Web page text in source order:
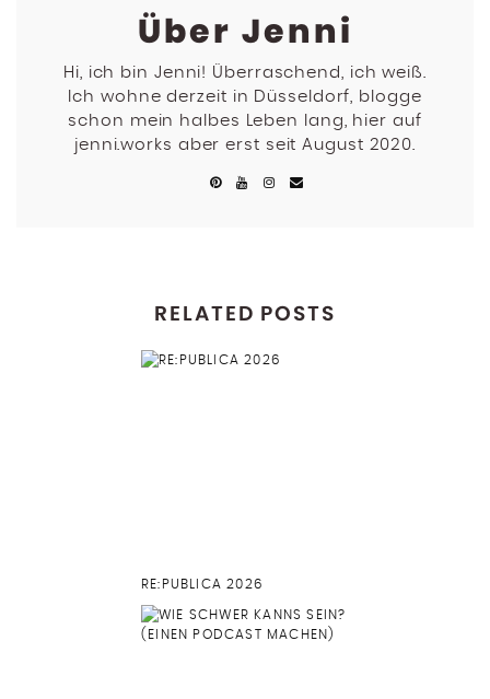
Über Jenni
Hi, ich bin Jenni! Überraschend, ich weiß.
Ich wohne derzeit in Düsseldorf, blogge
schon mein halbes Leben lang, hier auf
jenni.works aber erst seit August 2020.
RELATED POSTS
RE:PUBLICA 2026